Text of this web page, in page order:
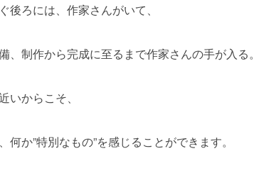
後ろには、作家さんがいて、
、制作から完成に至るまで作家さんの手が入る。
いからこそ、
か”特別なもの”を感じることができます。